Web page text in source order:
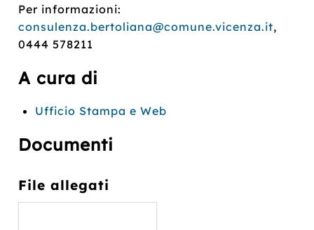
Per informazioni:
consulenza.bertoliana@comune.vicenza.it,
0444 578211
A cura di
Ufficio Stampa e Web
Documenti
File allegati